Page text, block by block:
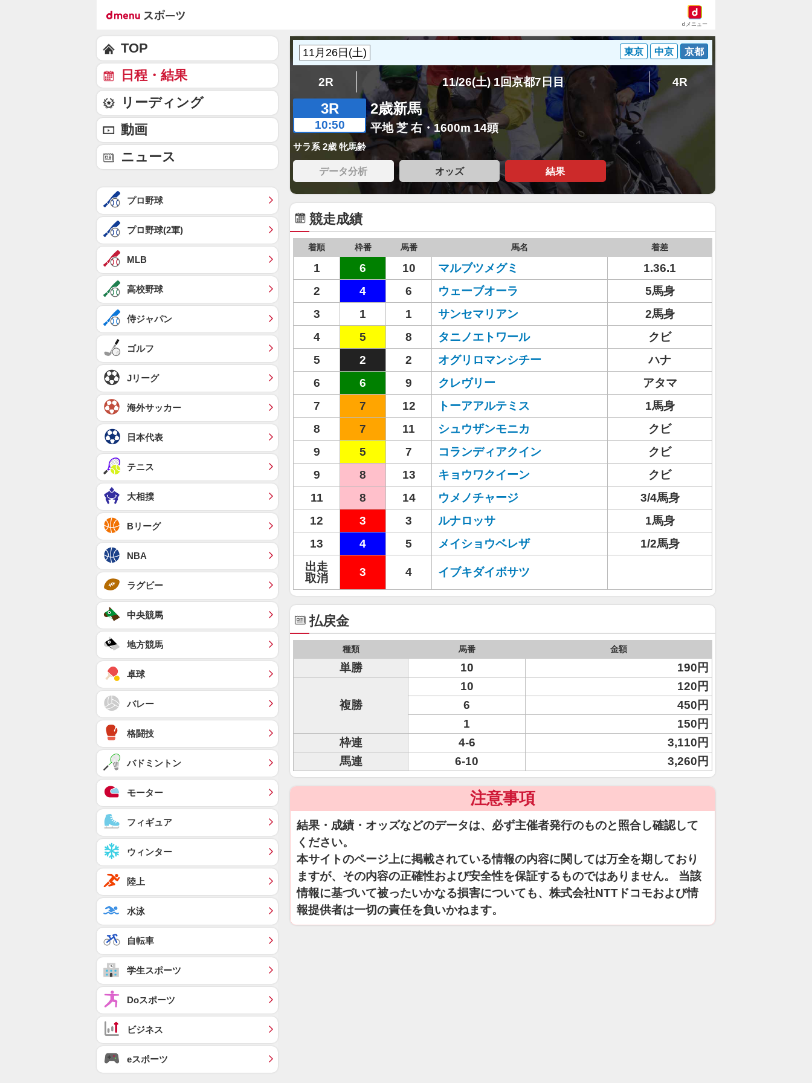
dメニュー
東京 中京 京都
2R 11/26(土) 1回京都7日目 4R
3R
10:50
2歳新馬
平地 芝 右・1600m 14頭
サラ系 2歳 牝馬齢
データ分析 オッズ 結果
競走成績
着順 枠番 馬番 馬名 着差
1 6 10 マルブツメグミ
1.36.1
2
4 6 ウェーブオーラ
5馬身
3
1 1 サンセマリアン
2馬身
4
5 8 タニノエトワール
クビ
5
2 2 オグリロマンシチー
ハナ
6
6 9 クレヴリー
アタマ
7
7 12 トーアアルテミス
1馬身
8
7 11 シュウザンモニカ
クビ
9
5 7 コランディアクイン
クビ
9
8 13 キョウワクイーン
クビ
11
8 14 ウメノチャージ
3/4馬身
12
3 3 ルナロッサ
1馬身
13
4 5 メイショウベレザ
1/2馬身
出走
取消
3 4 イブキダイボサツ
払戻金
種類 馬番 金額
単勝 10 190円
複勝
10
120円
6
450円
1
150円
枠連
4-6
3,110円
馬連
6-10 3,260円
注意事項
結果・成績・オッズなどのデータは、必ず主催者発行のものと照合し確認して
ください。
本サイトのページ上に掲載されている情報の内容に関しては万全を期しており
ますが、その内容の正確性および安全性を保証するものではありません。 当該
情報に基づいて被ったいかなる損害についても、株式会社NTTドコモおよび情
報提供者は一切の責任を負いかねます。
TOP
日程・結果
リーディング
動画
ニュース
プロ野球
プロ野球(2軍)
MLB
高校野球
侍ジャパン
ゴルフ
Jリーグ
海外サッカー
日本代表
テニス
大相撲
Bリーグ
NBA
ラグビー
中央競馬
地方競馬
卓球
バレー
格闘技
バドミントン
モーター
フィギュア
ウィンター
陸上
水泳
自転車
学生スポーツ
Doスポーツ
ビジネス
eスポーツ